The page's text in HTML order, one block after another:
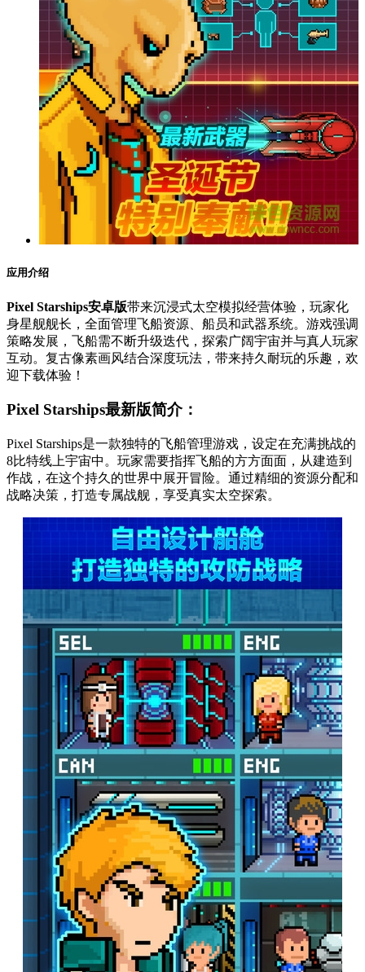
应用介绍
Pixel Starships安卓版带来沉浸式太空模拟经营体验，玩家化
身星舰舰长，全面管理飞船资源、船员和武器系统。游戏强调
策略发展，飞船需不断升级迭代，探索广阔宇宙并与真人玩家
互动。复古像素画风结合深度玩法，带来持久耐玩的乐趣，欢
迎下载体验！
Pixel Starships最新版简介：
Pixel Starships是一款独特的飞船管理游戏，设定在充满挑战的
8比特线上宇宙中。玩家需要指挥飞船的方方面面，从建造到
作战，在这个持久的世界中展开冒险。通过精细的资源分配和
战略决策，打造专属战舰，享受真实太空探索。